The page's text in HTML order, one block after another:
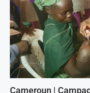
Cameroun |